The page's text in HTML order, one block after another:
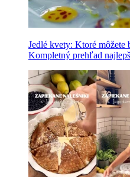
Jedlé kvety: Ktoré môžete
Kompletný prehľad